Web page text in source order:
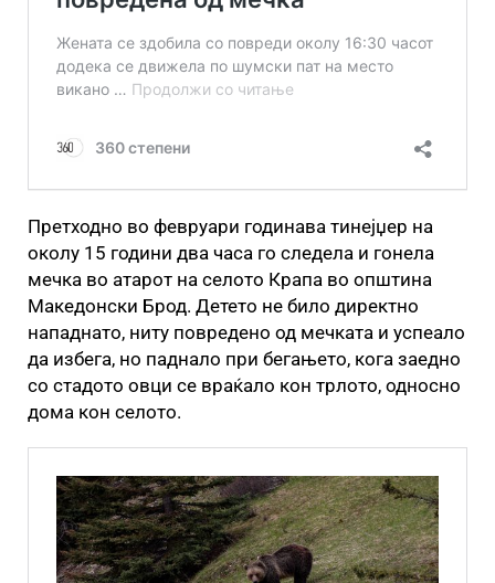
Претходно во февруари годинава тинејџер на
околу 15 години два часа го следела и гонела
мечка во атарот на селото Крапа во општина
Македонски Брод. Детето не било директно
нападнато, ниту повредено од мечката и успеало
да избега, но паднало при бегањето, кога заедно
со стадото овци се враќало кон трлото, односно
дома кон селото.